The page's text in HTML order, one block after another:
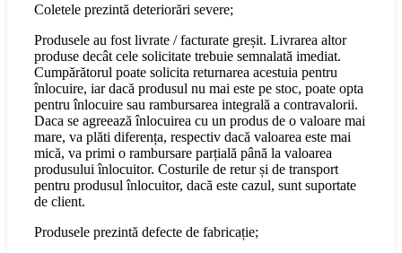
Coletele prezintă deteriorări severe;
Produsele au fost livrate / facturate greșit. Livrarea altor
produse decât cele solicitate trebuie semnalată imediat.
Cumpărătorul poate solicita returnarea acestuia pentru
înlocuire, iar dacă produsul nu mai este pe stoc, poate opta
pentru înlocuire sau rambursarea integrală a contravalorii.
Daca se agreează înlocuirea cu un produs de o valoare mai
mare, va plăti diferența, respectiv dacă valoarea este mai
mică, va primi o rambursare parțială până la valoarea
produsului înlocuitor. Costurile de retur și de transport
pentru produsul înlocuitor, dacă este cazul, sunt suportate
de client.
Produsele prezintă defecte de fabricație;